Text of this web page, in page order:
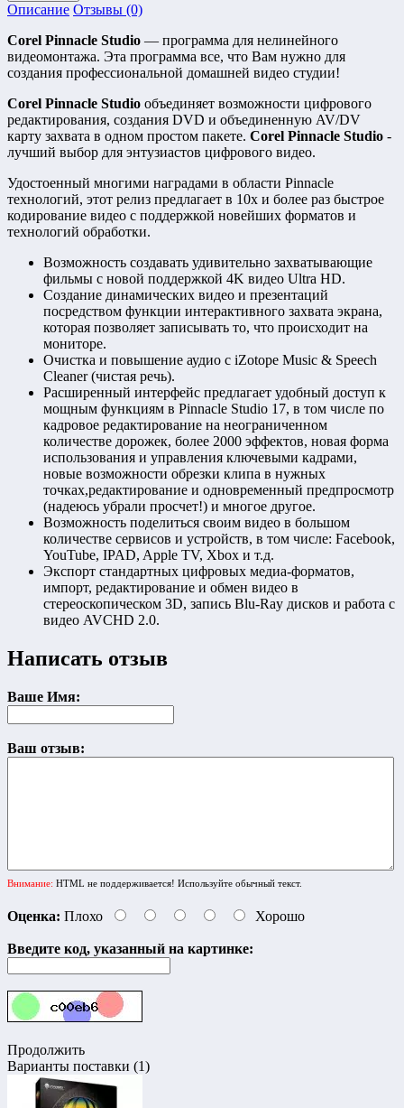
Описание Отзывы (0)
Corel Pinnacle Studio — программа для нелинейного
видеомонтажа. Эта программа все, что Вам нужно для
создания профессиональной домашней видео студии!
Corel Pinnacle Studio объединяет возможности цифрового
редактирования, создания DVD и объединенную AV/DV
карту захвата в одном простом пакете. Corel Pinnacle Studio -
лучший выбор для энтузиастов цифрового видео.
Удостоенный многими наградами в области Pinnacle
технологий, этот релиз предлагает в 10x и более раз быстрое
кодирование видео с поддержкой новейших форматов и
технологий обработки.
Возможность создавать удивительно захватывающие
фильмы с новой поддержкой 4K видео Ultra HD.
Создание динамических видео и презентаций
посредством функции интерактивного захвата экрана,
которая позволяет записывать то, что происходит на
мониторе.
Очистка и повышение аудио с iZotope Music & Speech
Cleaner (чистая речь).
Расширенный интерфейс предлагает удобный доступ к
мощным функциям в Pinnacle Studio 17, в том числе по
кадровое редактирование на неограниченном
количестве дорожек, более 2000 эффектов, новая форма
использования и управления ключевыми кадрами,
новые возможности обрезки клипа в нужных
точках,редактирование и одновременный предпросмотр
(надеюсь убрали просчет!) и многое другое.
Возможность поделиться своим видео в большом
количестве сервисов и устройств, в том числе: Facebook,
YouTube, IPAD, Apple TV, Xbox и т.д.
Экспорт стандартных цифровых медиа-форматов,
импорт, редактирование и обмен видео в
стереоскопическом 3D, запись Blu-Ray дисков и работа с
видео AVCHD 2.0.
Написать отзыв
Ваше Имя:
Ваш отзыв:
Внимание: HTML не поддерживается! Используйте обычный текст.
Оценка: Плохо Хорошо
Введите код, указанный на картинке:
Продолжить
Варианты поставки (1)